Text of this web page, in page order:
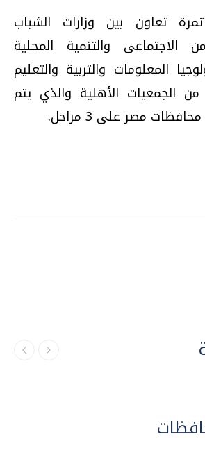
تعاون بين وزارات الشباب
الاجتماعى والتنمية المحلية
المعلومات والتربية والتعليم
الجمعيات الأهلية والذي يتم
مصر على 3 مراحل
.